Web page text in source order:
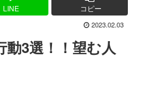
LINE コピー
2023.02.03
動3選！！望む人